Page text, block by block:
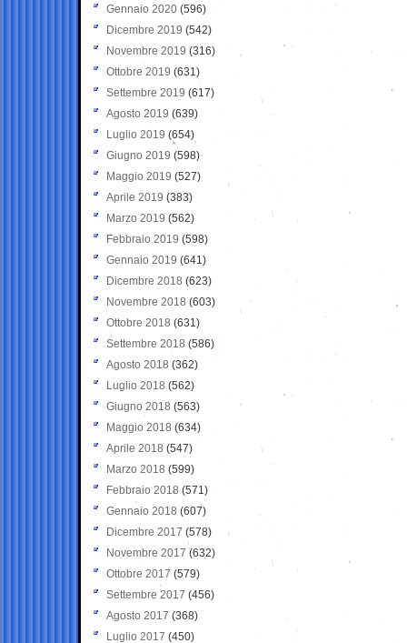
Gennaio 2020 (596)
Dicembre 2019 (542)
Novembre 2019 (316)
Ottobre 2019 (631)
Settembre 2019 (617)
Agosto 2019 (639)
Luglio 2019 (654)
Giugno 2019 (598)
Maggio 2019 (527)
Aprile 2019 (383)
Marzo 2019 (562)
Febbraio 2019 (598)
Gennaio 2019 (641)
Dicembre 2018 (623)
Novembre 2018 (603)
Ottobre 2018 (631)
Settembre 2018 (586)
Agosto 2018 (362)
Luglio 2018 (562)
Giugno 2018 (563)
Maggio 2018 (634)
Aprile 2018 (547)
Marzo 2018 (599)
Febbraio 2018 (571)
Gennaio 2018 (607)
Dicembre 2017 (578)
Novembre 2017 (632)
Ottobre 2017 (579)
Settembre 2017 (456)
Agosto 2017 (368)
Luglio 2017 (450)